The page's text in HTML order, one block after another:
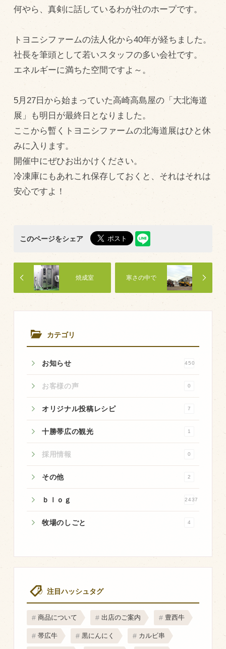
カテゴリ
お知らせ 450
お客様の声 0
オリジナル投稿レシピ 7
十勝帯広の観光 1
採用情報 0
その他 2
ｂｌｏｇ 2437
牧場のしごと 4
注目ハッシュタグ
商品について 出店のご案内 豊西牛
帯広牛 黒にんにく カルビ串
何やら、真剣に話しているわが社のホープです。
トヨニシファームの法人化から40年が経ちました。
社長を筆頭として若いスタッフの多い会社です。
エネルギーに満ちた空間ですよ～。
5月27日から始まっていた高崎高島屋の「大北海道
展」も明日が最終日となりました。
ここから暫くトヨニシファームの北海道展はひと休
みに入ります。
開催中にぜひお出かけください。
冷凍庫にもあれこれ保存しておくと、それはそれは
安心ですよ！
このページをシェア
寒さの中で
焼成室
その他
牧場のご紹介
牧場の仕事
飼育している牛について
環境・堆肥リサイクル
販売加工場
食肉加工場を新設
衛生管理体制
業務管理体制
品質管理体制
最新の設備
ＢtoＢ受発注システム
瑕疵とは
商品のご紹介
ハンバーグ
豊西ソース
取り扱い店
販売店
その他
マップから探す
問い合わせ
法人のお客様
Facebook
Twitter